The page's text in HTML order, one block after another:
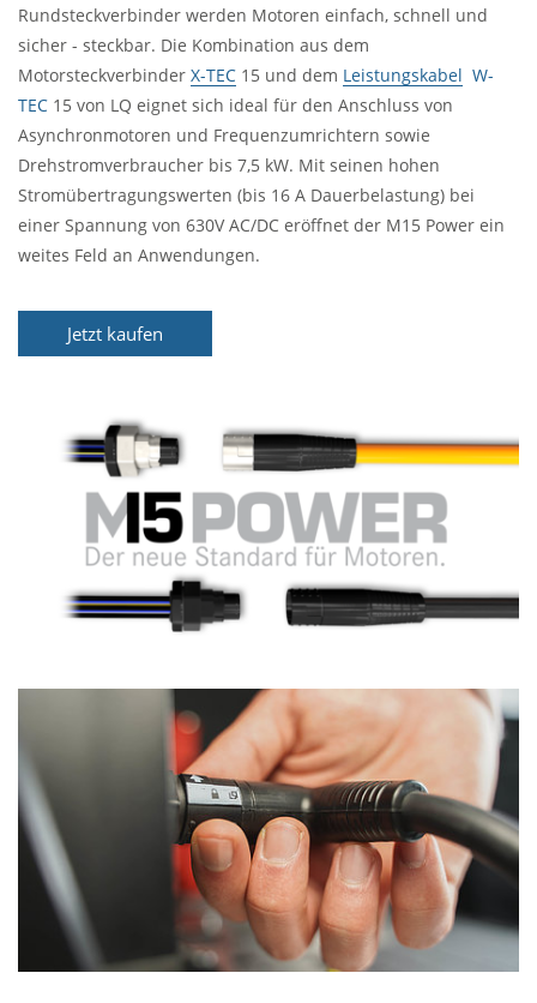
Rundsteckverbinder werden Motoren einfach, schnell und
sicher - steckbar. Die Kombination aus dem
Motorsteckverbinder X-TEC 15 und dem Leistungskabel W-
TEC 15 von LQ eignet sich ideal für den Anschluss von
Asynchronmotoren und Frequenzumrichtern sowie
Drehstromverbraucher bis 7,5 kW. Mit seinen hohen
Stromübertragungswerten (bis 16 A Dauerbelastung) bei
einer Spannung von 630V AC/DC eröffnet der M15 Power ein
weites Feld an Anwendungen.
Jetzt kaufen